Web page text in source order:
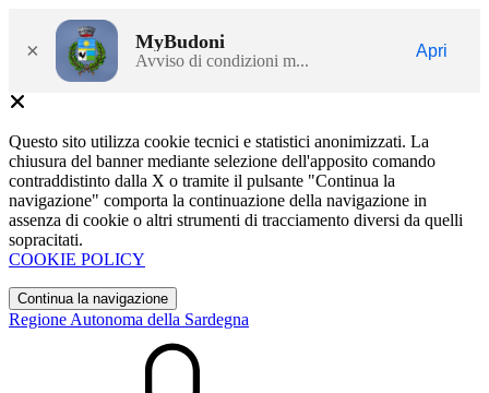
× MyBudoni
Avviso di condizioni m...
Apri
Questo sito utilizza cookie tecnici e statistici anonimizzati. La
chiusura del banner mediante selezione dell'apposito comando
contraddistinto dalla X o tramite il pulsante "Continua la
navigazione" comporta la continuazione della navigazione in
assenza di cookie o altri strumenti di tracciamento diversi da quelli
sopracitati.
COOKIE POLICY
Continua la navigazione
Regione Autonoma della Sardegna